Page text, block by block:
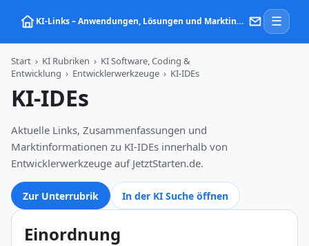
KI‑Links – Anwendungen, Lösungen und Marktinformationen zu Künstlicher Intelligenz ☰
Start › KI Rubriken › KI Software, Coding &
Entwicklung › Entwicklerwerkzeuge › KI-IDEs
KI-IDEs
Aktuelle Links, Zusammenfassungen und
Marktinformationen zu KI-IDEs innerhalb von
Entwicklerwerkzeuge auf JetztStarten.de.
Zur Unterrubrik In der KI Suche öffnen
Einordnung